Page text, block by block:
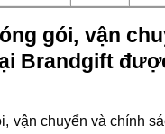
gói, vận
Brandgift
vận chuyển và chính